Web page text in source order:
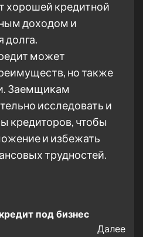
хорошей кредитной
доходом и
долга.
может
но также
Заемщикам
исследовать и
кредиторов, чтобы
и избежать
трудностей.
под бизнес
Далее